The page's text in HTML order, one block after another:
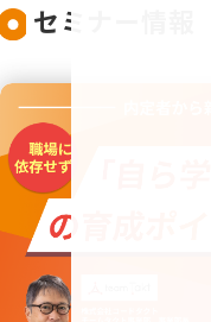
セミナー情報